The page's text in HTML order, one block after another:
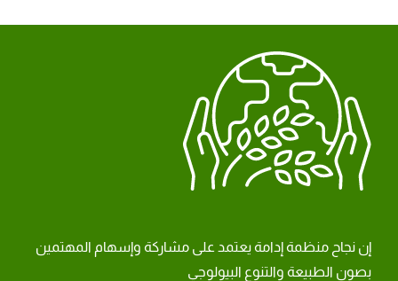
إن نجاح منظمة إدامة يعتمد على مشاركة وإسهام المهتمين
بصون الطبيعة والتنوع البيولوجي